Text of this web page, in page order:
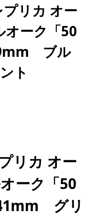
リカ オー
オーク「50
ブル
ト
リカ オー
ーク「50
グリ